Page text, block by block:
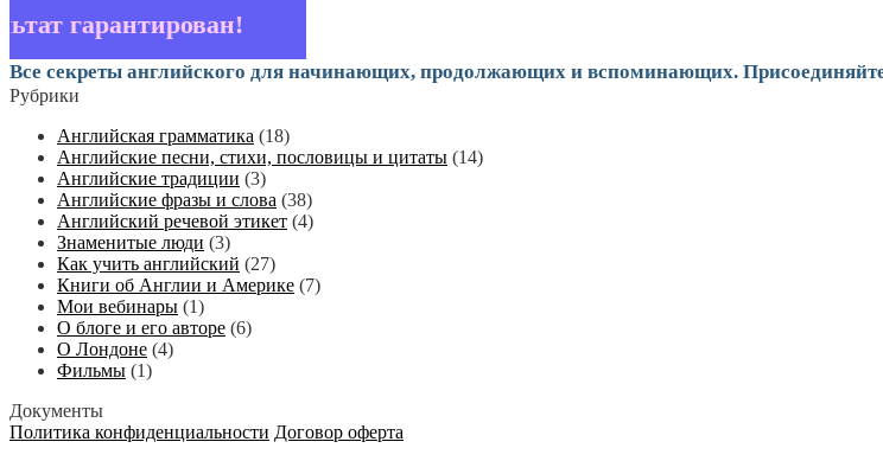
гарантирован!
Все секреты английского для начинающих, продолжающих и вспоминающих.
Рубрики
Английская грамматика (18)
Английские песни, стихи, пословицы и цитаты (14)
Английские традиции (3)
Английские фразы и слова (38)
Английский речевой этикет (4)
Знаменитые люди (3)
Как учить английский (27)
Книги об Англии и Америке (7)
Мои вебинары (1)
О блоге и его авторе (6)
О Лондоне (4)
Фильмы (1)
Документы
Политика конфиденциальности Договор оферта